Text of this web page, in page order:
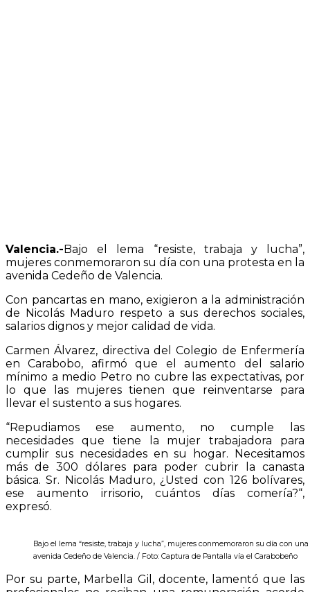
Valencia.-Bajo el lema “resiste, trabaja y lucha”,
mujeres conmemoraron su día con una protesta en la
avenida Cedeño de Valencia.
Con pancartas en mano, exigieron a la administración
de Nicolás Maduro respeto a sus derechos sociales,
salarios dignos y mejor calidad de vida.
Carmen Álvarez, directiva del Colegio de Enfermería
en Carabobo, afirmó que el aumento del salario
mínimo a medio Petro no cubre las expectativas, por
lo que las mujeres tienen que reinventarse para
llevar el sustento a sus hogares.
“Repudiamos ese aumento, no cumple las
necesidades que tiene la mujer trabajadora para
cumplir sus necesidades en su hogar. Necesitamos
más de 300 dólares para poder cubrir la canasta
básica. Sr. Nicolás Maduro, ¿Usted con 126 bolívares,
ese aumento irrisorio, cuántos días comería?“,
expresó.
Bajo el lema “resiste, trabaja y lucha”, mujeres conmemoraron su día con
avenida Cedeño de Valencia. / Foto: Captura de Pantalla vía el Carabobeño
Por su parte, Marbella Gil, docente, lamentó que las